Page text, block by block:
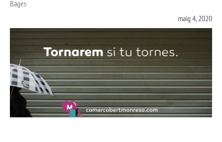
Bages
maig 4, 2020